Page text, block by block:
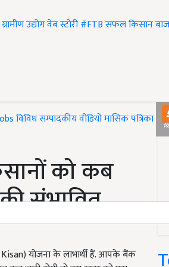
ग्रामीण उद्योगवेब स्टोरी#FTBसफल किसान
विविधसम्पादकीयवीडियोमासिक पत्रिका
को कब
संभावित
योजना के लाभार्थी हैं. आपके बैंक